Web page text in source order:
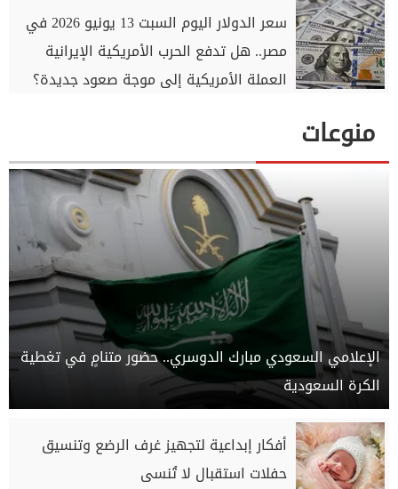
سعر الدولار اليوم السبت 13 يونيو 2026 في
مصر.. هل تدفع الحرب الأمريكية الإيرانية
العملة الأمريكية إلى موجة صعود جديدة؟
منوعات
الإعلامي السعودي مبارك الدوسري.. حضور متنامٍ في تغطية
الكرة السعودية
أفكار إبداعية لتجهيز غرف الرضع وتنسيق
حفلات استقبال لا تُنسى